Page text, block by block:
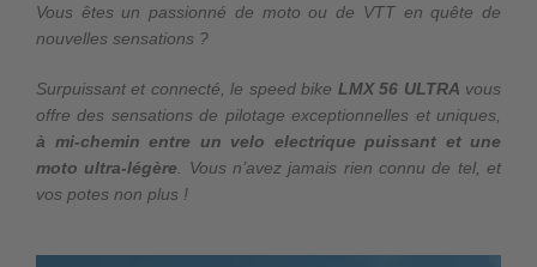
Vous êtes un passionné de moto ou de VTT en quête de
nouvelles sensations ?
Surpuissant et connecté, le speed bike LMX 56 ULTRA vous
offre des sensations de pilotage exceptionnelles et uniques,
à mi-chemin entre un velo electrique puissant et une
moto ultra-légère. Vous n’avez jamais rien connu de tel, et
vos potes non plus !